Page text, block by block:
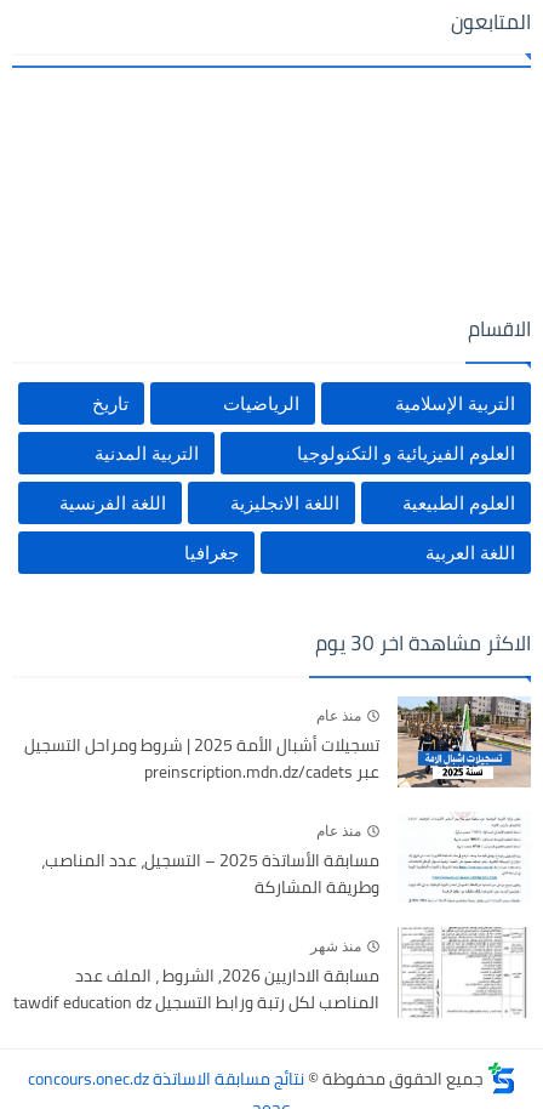
المتابعون
الاقسام
التربية الإسلامية الرياضيات تاريخ
العلوم الفيزيائية و التكنولوجيا التربية المدنية
العلوم الطبيعية اللغة الانجليزية اللغة الفرنسية
اللغة العربية جغرافيا
الاكثر مشاهدة اخر 30 يوم
منذ عام
تسجيلات أشبال الأمة 2025 | شروط ومراحل التسجيل
عبر preinscription.mdn.dz/cadets
منذ عام
مسابقة الأساتذة 2025 – التسجيل، عدد المناصب،
وطريقة المشاركة
منذ شهر
مسابقة الاداريين 2026, الشروط ، الملف عدد
المناصب لكل رتبة ورابط التسجيل tawdif education dz
جميع الحقوق محفوظة ©
نتائج مسابقة الاساتذة concours.onec.dz